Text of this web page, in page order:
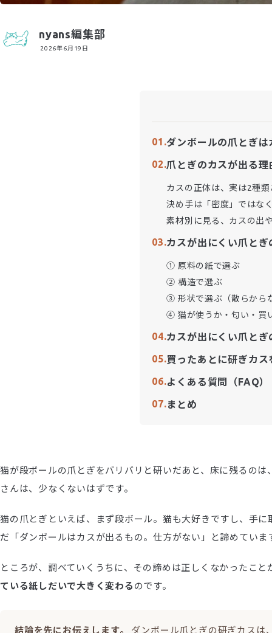
nyans編集部
2026年6月19日
ダンボールの爪とぎ
爪とぎのカスが出る
カスの正体は、実は2種
決め手は「密度」ではな
素材別に見る、カスの出
カスが出にくい爪と
① 原料の紙で選ぶ
② 構造で選ぶ
③ 形状で選ぶ（散らから
④ 猫が使うか・匂い・買
カスが出にくい爪と
買ったあとに研ぎカ
よくある質問（FAQ）
まとめ
猫が段ボールの爪とぎをバリバリと研いだあと、床に残るの
さんは、少なくないはずです。
猫の爪とぎといえば、まず段ボール。猫も大好きですし、手
だ「ダンボールはカスが出るもの。仕方がない」と諦めてい
ところが、調べていくうちに、その諦めは正しくなかったこ
ている紙しだいで大きく変わる のです。
結論を先にお伝えします。
ダンボール爪とぎの研ぎカスは